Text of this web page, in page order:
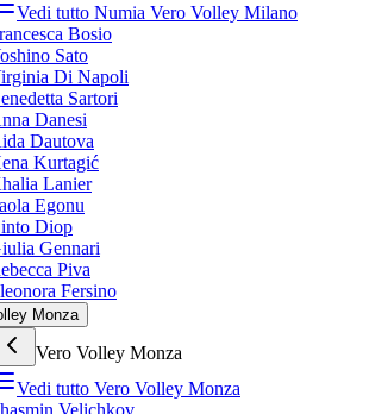
Vedi tutto Numia Vero Volley Milano
Bosio
Sato
Di Napoli
Sartori
Danesi
Dautova
Kurtagić
Lanier
Egonu
Diop
Gennari
Piva
Fersino
Monza
Vero Volley Monza
Vedi tutto Vero Volley Monza
Velichkov